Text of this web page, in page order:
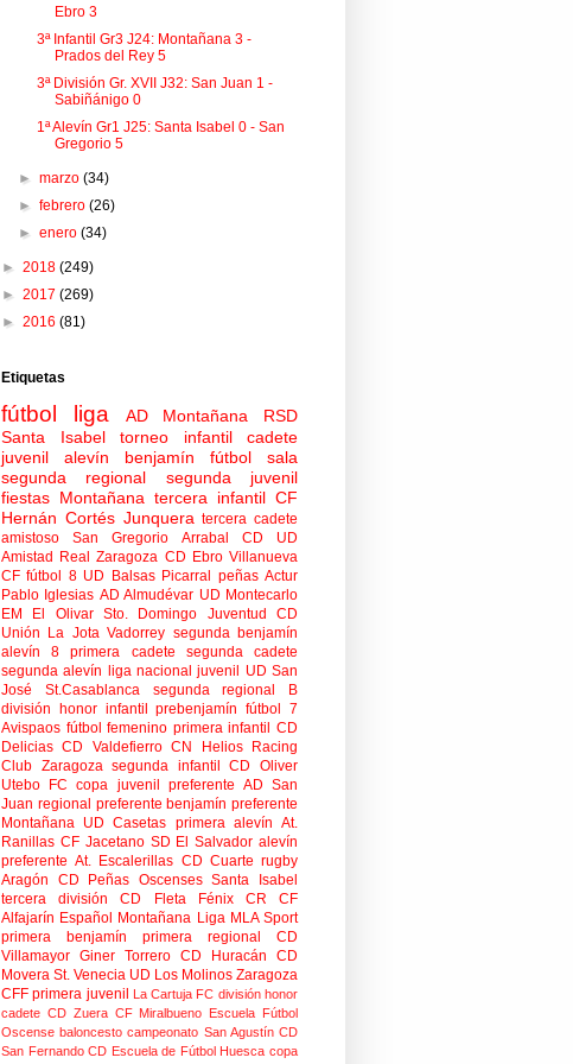
Ebro 3
3ª Infantil Gr3 J24: Montañana 3 -
Prados del Rey 5
3ª División Gr. XVII J32: San Juan 1 -
Sabiñánigo 0
1ª Alevín Gr1 J25: Santa Isabel 0 - San
Gregorio 5
►marzo(34)
►febrero(26)
►enero(34)
► 2018 (249)
► 2017 (269)
► 2016 (81)
Etiquetas
fútbol liga AD Montañana
RSD
Santa Isabel
torneo infantil
cadete
juvenil
alevín benjamín
fútbol sala
segunda regional
segunda juvenil
fiestas Montañana tercera infantil CF
Hernán Cortés Junquera tercera cadete
amistoso
San Gregorio Arrabal CD
UD
Amistad
Real Zaragoza CD Ebro Villanueva
CF fútbol 8 UD Balsas Picarral peñas Actur
Pablo Iglesias AD Almudévar UD Montecarlo
EM El Olivar Sto. Domingo Juventud
CD
Unión La Jota Vadorrey segunda benjamín
alevín 8
primera cadete
segunda cadete
segunda alevín
liga nacional juvenil
UD San
José
St.Casablanca
segunda regional B
división honor infantil
prebenjamín fútbol 7
Avispaos fútbol femenino primera infantil
CD
Delicias CD Valdefierro CN Helios
Racing
Club Zaragoza segunda infantil
CD Oliver
Utebo FC copa juvenil preferente AD San
Juan regional preferente benjamín preferente
Montañana UD Casetas primera alevín At.
Ranillas CF Jacetano SD El Salvador alevín
preferente At. Escalerillas CD Cuarte rugby
Aragón
CD Peñas Oscenses Santa Isabel
tercera división
CD Fleta Fénix CR
CF
Alfajarín Español Montañana Liga MLA Sport
primera benjamín
primera regional
CD
Villamayor Giner Torrero CD Huracán
CD
Movera St. Venecia UD Los Molinos Zaragoza
CFF primera juvenil La Cartuja FC división honor
cadete CD Zuera CF Miralbueno Escuela Fútbol
Oscense baloncesto campeonato San Agustín CD
San Fernando CD Escuela de Fútbol Huesca copa